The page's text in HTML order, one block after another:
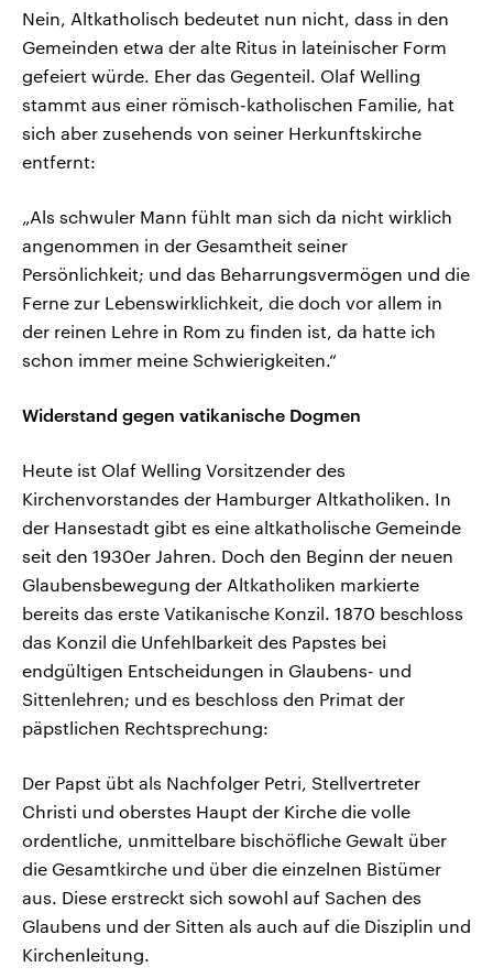
Nein, Altkatholisch bedeutet nun nicht, dass in den
Gemeinden etwa der alte Ritus in lateinischer Form
gefeiert würde. Eher das Gegenteil. Olaf Welling
stammt aus einer römisch-katholischen Familie, hat
sich aber zusehends von seiner Herkunftskirche
entfernt:
„Als schwuler Mann fühlt man sich da nicht wirklich
angenommen in der Gesamtheit seiner
Persönlichkeit; und das Beharrungsvermögen und die
Ferne zur Lebenswirklichkeit, die doch vor allem in
der reinen Lehre in Rom zu finden ist, da hatte ich
schon immer meine Schwierigkeiten.“
Widerstand gegen vatikanische Dogmen
Heute ist Olaf Welling Vorsitzender des
Kirchenvorstandes der Hamburger Altkatholiken. In
der Hansestadt gibt es eine altkatholische Gemeinde
seit den 1930er Jahren. Doch den Beginn der neuen
Glaubensbewegung der Altkatholiken markierte
bereits das erste Vatikanische Konzil. 1870 beschloss
das Konzil die Unfehlbarkeit des Papstes bei
endgültigen Entscheidungen in Glaubens- und
Sittenlehren; und es beschloss den Primat der
päpstlichen Rechtsprechung:
Der Papst übt als Nachfolger Petri, Stellvertreter
Christi und oberstes Haupt der Kirche die volle
ordentliche, unmittelbare bischöfliche Gewalt über
die Gesamtkirche und über die einzelnen Bistümer
aus. Diese erstreckt sich sowohl auf Sachen des
Glaubens und der Sitten als auch auf die Disziplin und
Kirchenleitung.